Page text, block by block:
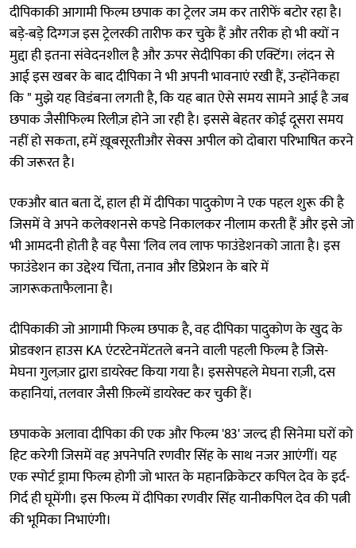
दीपिकाकी आगामी फिल्म छपाक का ट्रेलर जम कर तारीफें बटोर रहा है।
बड़े-बड़े दिग्गज इस ट्रेलरकी तारीफ कर चुके हैं और तरीक हो भी क्यों न
मुद्दा ही इतना संवेदनशील है और ऊपर सेदीपिका की एक्टिंग। लंदन से
आई इस खबर के बाद दीपिका ने भी अपनी भावनाएं रखी हैं, उन्होंनेकहा
कि " मुझे यह विडंबना लगती है, कि यह बात ऐसे समय सामने आई है जब
छपाक जैसीफिल्म रिलीज़ होने जा रही है। इससे बेहतर कोई दूसरा समय
नहीं हो सकता, हमें ख़ूबसूरतीऔर सेक्स अपील को दोबारा परिभाषित करने
की जरूरत है।
एकऔर बात बता दें, हाल ही में दीपिका पादुकोण ने एक पहल शुरू की है
जिसमें वे अपने कलेक्शनसे कपडे निकालकर नीलाम करती हैं और इसे जो
भी आमदनी होती है वह पैसा 'लिव लव लाफ फाउंडेशनको जाता है। इस
फाउंडेशन का उद्देश्य चिंता, तनाव और डिप्रेशन के बारे में
जागरूकताफैलाना है।
दीपिकाकी जो आगामी फिल्म छपाक है, वह दीपिका पादुकोण के खुद के
प्रोडक्शन हाउस KA एंटरटेनमेंटतले बनने वाली पहली फिल्म है जिसे-
मेघना गुलज़ार द्वारा डायरेक्ट किया गया है। इससेपहले मेघना राज़ी, दस
कहानियां, तलवार जैसी फ़िल्में डायरेक्ट कर चुकी हैं।
छपाकके अलावा दीपिका की एक और फिल्म '83' जल्द ही सिनेमा घरों को
हिट करेगी जिसमें वह अपनेपति रणवीर सिंह के साथ नजर आएंगीं। यह
एक स्पोर्ट ड्रामा फिल्म होगी जो भारत के महानक्रिकेटर कपिल देव के इर्द-
गिर्द ही घूमेंगी। इस फिल्म में दीपिका रणवीर सिंह यानीकपिल देव की पत्नी
की भूमिका निभाएंगी।